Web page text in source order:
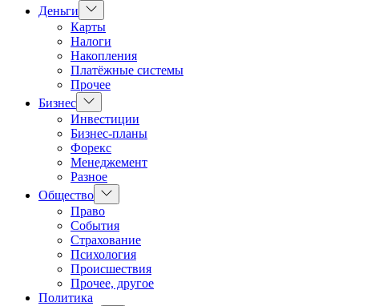
Деньги
Показать
подменю
Карты
Налоги
Накопления
Платёжные системы
Прочее
Бизнес Показать
подменю
Инвестиции
Бизнес-планы
Форекс
Менеджемент
Разное
Общество Показать
подменю
Право
События
Страхование
Психология
Происшествия
Прочее, другое
Политика